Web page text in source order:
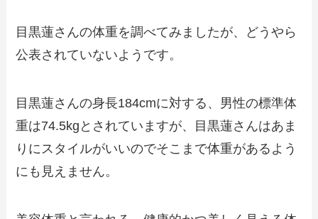
目黒蓮さんの体重を調べてみましたが、どうやら
公表されていないようです。
目黒蓮さんの身長184cmに対する、男性の標準体
重は74.5kgとされていますが、目黒蓮さんはあま
りにスタイルがいいのでそこまで体重があるよう
にも見えません。